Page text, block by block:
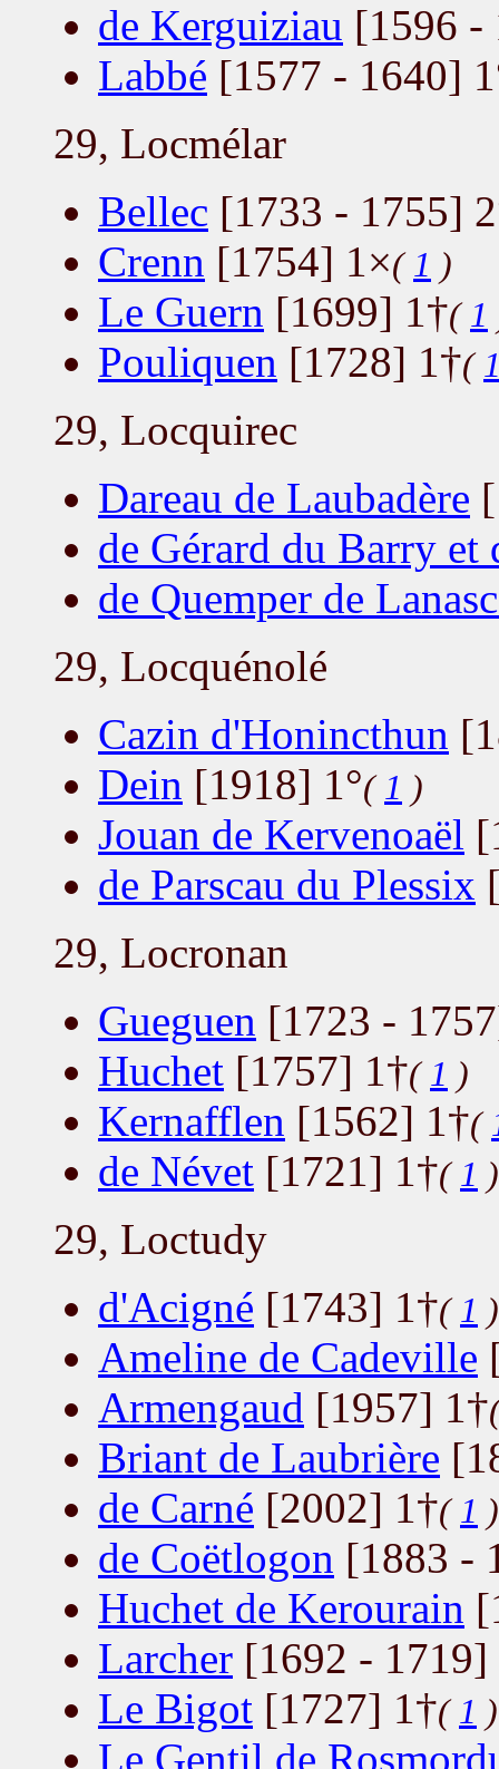
de Kerguiziau [1596 -
Labbé [1577 - 1640]
29, Locmélar
Bellec [1733 - 1755]
Crenn [1754] 1×( 1 )
Le Guern [1699] 1†( 1
Pouliquen [1728] 1†(
29, Locquirec
Dareau de Laubadère
de Gérard du Barry et
de Quemper de
29, Locquénolé
Cazin d'Honincthun
Dein [1918] 1°( 1 )
Jouan de Kervenoaël
de Parscau du Plessix
29, Locronan
Gueguen [1723 -
Huchet [1757] 1†( 1 )
Kernafflen [1562] 1†(
de Névet [1721] 1†( 1 )
29, Loctudy
d'Acigné [1743] 1†( 1 )
Ameline de Cadeville
Armengaud [1957] 1†
Briant de Laubrière
de Carné [2002] 1†( 1 )
de Coëtlogon [1883 -
Huchet de Kerourain
Larcher [1692 - 1719]
Le Bigot [1727] 1†( 1 )
Le Gentil de